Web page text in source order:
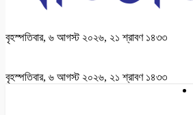
বৃহস্পতিবার, ৬ আগস্ট ২০২৬, ২১ শ্রাবণ ১৪৩৩
বৃহস্পতিবার, ৬ আগস্ট ২০২৬, ২১ শ্রাবণ ১৪৩৩